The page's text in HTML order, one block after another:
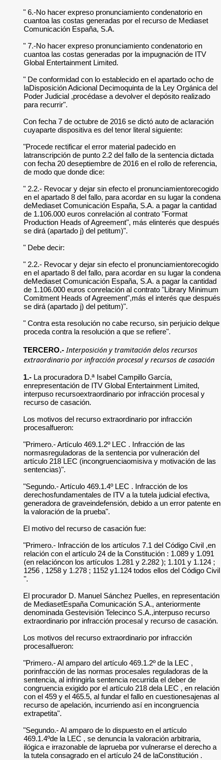
" 6.-No hacer expreso pronunciamiento condenatorio en
cuantoa las costas generadas por el recurso de Mediaset
Comunicación España, S.A.
" 7.-No hacer expreso pronunciamiento condenatorio en
cuantoa las costas generadas por la impugnación de ITV
Global Entertainment Limited.
" De conformidad con lo establecido en el apartado ocho de
laDisposición Adicional Decimoquinta de la Ley Orgánica del
Poder Judicial ,procédase a devolver el depósito realizado
para recurrir".
Con fecha 7 de octubre de 2016 se dictó auto de aclaración
cuyaparte dispositiva es del tenor literal siguiente:
"Procede rectificar el error material padecido en
latranscripción de punto 2.2 del fallo de la sentencia dictada
con fecha 20 deseptiembre de 2016 en el rollo de referencia,
de modo que donde dice:
" 2.2.- Revocar y dejar sin efecto el pronunciamientorecogido
en el apartado 8 del fallo, para acordar en su lugar la condena
deMediaset Comunicación España, S.A. a pagar la cantidad
de 1.106.000 euros conrelación al contrato "Format
Production Heads of Agreement", más elinterés que después
se dirá (apartado j) del petitum)".
" Debe decir:
" 2.2.- Revocar y dejar sin efecto el pronunciamientorecogido
en el apartado 8 del fallo, para acordar en su lugar la condena
deMediaset Comunicación España, S.A. a pagar la cantidad
de 1.106.000 euros conrelación al contrato "Library Minimum
Comitment Heads of Agreement",más el interés que después
se dirá (apartado j) del petitum)".
" Contra esta resolución no cabe recurso, sin perjuicio delque
proceda contra la resolución a que se refiere".
TERCERO.- Interposición y tramitación delos recursos
extraordinario por infracción procesal y recursos de casación
1.- La procuradora D.ª Isabel Campillo García,
enrepresentación de ITV Global Entertainment Limited,
interpuso recursoextraordinario por infracción procesal y
recurso de casación.
Los motivos del recurso extraordinario por infracción
procesalfueron:
"Primero.- Artículo 469.1.2º LEC . Infracción de las
normasreguladoras de la sentencia por vulneración del
artículo 218 LEC (incongruenciaomisiva y motivación de las
sentencias)".
"Segundo.- Artículo 469.1.4º LEC . Infracción de los
derechosfundamentales de ITV a la tutela judicial efectiva,
generadora de graveindefensión, debido a un error patente en
la valoración de la prueba".
El motivo del recurso de casación fue:
"Primero.- Infracción de los artículos 7.1 del Código Civil ,en
relación con el artículo 24 de la Constitución : 1.089 y 1.091
(en relacióncon los artículos 1.281 y 2.282 ); 1.101 y 1.124 ;
1256 , 1258 y 1.278 ; 1152 y1.124 todos ellos del Código Civil
".
El procurador D. Manuel Sánchez Puelles, en representación
de MediasetEspaña Comunicación S.A., anteriormente
denominada Gestevisión Telecinco S.A.,interpuso recurso
extraordinario por infracción procesal y recurso de casación.
Los motivos del recurso extraordinario por infracción
procesalfueron:
"Primero.- Al amparo del artículo 469.1.2º de la LEC ,
porinfracción de las normas procesales reguladoras de la
sentencia, al infringirla sentencia recurrida el deber de
congruencia exigido por el artículo 218 dela LEC , en relación
con el 459 y el 465.5, al fundar el fallo en cuestionesajenas al
recurso de apelación, incurriendo así en incongruencia
extrapetita".
"Segundo.- Al amparo de lo dispuesto en el artículo
469.1.4ºde la LEC , se denuncia la valoración arbitraria,
ilógica e irrazonable de laprueba por vulnerarse el derecho a
la tutela consagrado en el artículo 24 de laConstitución .